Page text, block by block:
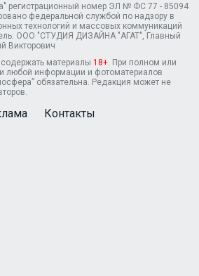
регистрационный номер ЭЛ № ФС 77 - 85094
федеральной службой по надзору в
технологий и массовых коммуникаций
ООО "СТУДИЯ ДИЗАЙНА "АГАТ", Главный
Викторович
материалы 18+ . При полном или
любой информации и фотоматериалов
обязательна. Редакция может не
Контакты